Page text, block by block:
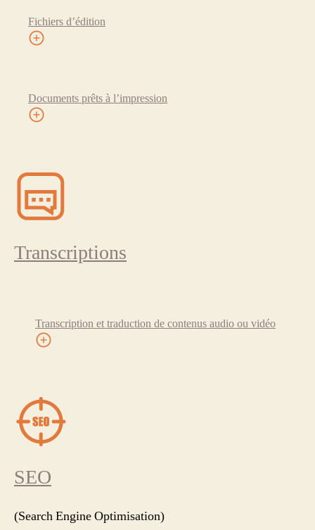
Fichiers d’édition
Documents prêts à l’impression
Transcriptions
Transcription et traduction de contenus audio ou vidéo
SEO
(Search Engine Optimisation)